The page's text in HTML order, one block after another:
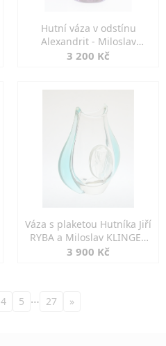
Hutní váza v odstínu
Alexandrit - Miloslav
KLINGER ŽBS
3 200 Kč
Váza s plaketou Hutníka Jiří
RYBA a Miloslav KLINGER
ŽBS
3 900 Kč
4 5 … 27 »